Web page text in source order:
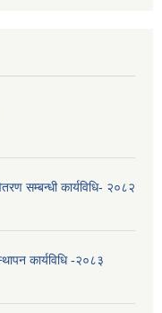
सम्बन्धी कार्यविधि- २०८२
कार्यविधि -२०८३